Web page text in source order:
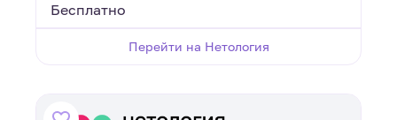
Бесплатно
Перейти на Нетология